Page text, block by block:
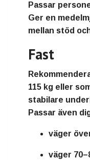
Passar
Ger en
mellan stöd
Fast
115 kg eller
stabilare
Passar även
väger
väger